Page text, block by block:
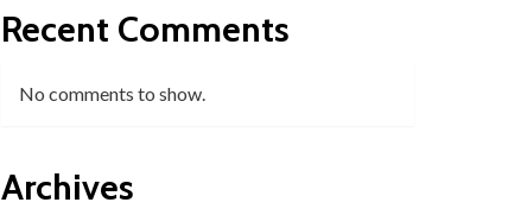
Recent Comments
No comments to show.
Archives